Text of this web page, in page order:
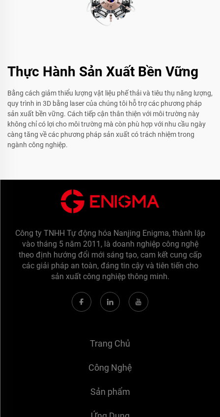
Thực Hành Sản Xuất Bền Vững
Bằng cách giảm thiểu lượng vật liệu phế thải và tiêu thụ năng lượng,
quy trình in 3D bằng laser của chúng tôi hỗ trợ các phương pháp
sản xuất bền vững. Cách tiếp cận thân thiện với môi trường này
không chỉ có lợi cho môi trường mà còn phù hợp với nhu cầu ngày
càng tăng về các phương pháp sản xuất có trách nhiệm trong
ngành công nghiệp.
Công ty TNHH Tự động hóa Nanjing Enigma, thành lập
vào tháng 5 năm 2011, là doanh nghiệp công nghệ
theo định hướng đổi mới sáng tạo, cam kết cung cấp
các giải pháp an toàn, đáng tin cậy và tiên tiến cho
sản xuất công nghiệp thông minh.
Trang Chủ
Công Nghệ
Sản phẩm